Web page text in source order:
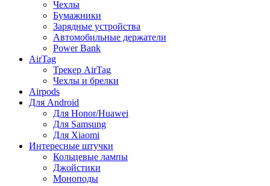
Чехлы
Бумажники
Зарядные устройства
Автомобильные держатели
Power Bank
AirTag
Трекер AirTag
Чехлы и брелки
Airpods
Для Android
Для Honor/Huawei
Для Samsung
Для Xiaomi
Интересные штучки
Кольцевые лампы
Джойстики
Моноподы